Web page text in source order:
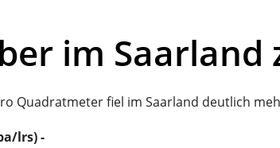
im Saarland
Quadratmeter fiel im Saarland deutlich
lrs) -